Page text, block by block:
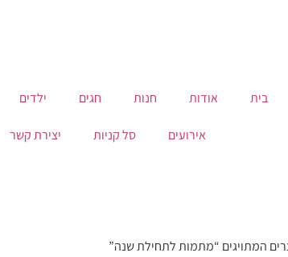
בית אודות חנות חגים ילדים
אירועים סל קניות יצירת קשר
המתויגים “מתמות לתחילת שנה”